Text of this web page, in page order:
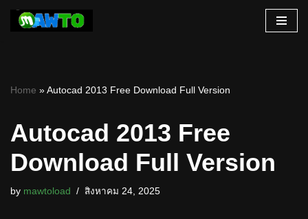
Home »Autocad 2013 Free Download Full Version
Autocad 2013 Free
Download Full Version
by mawtoload สิงหาคม 24, 2025